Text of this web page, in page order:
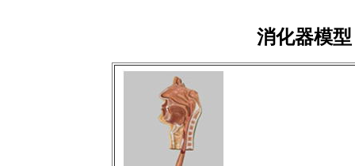
消化器模型